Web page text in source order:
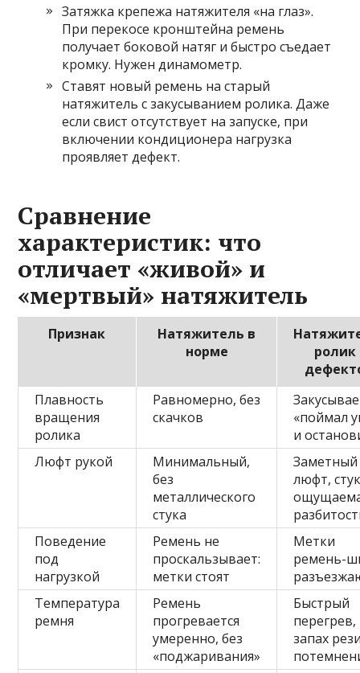
Затяжка крепежа натяжителя «на глаз».
При перекосе кронштейна ремень
получает боковой натяг и быстро съедает
кромку. Нужен динамометр.
Ставят новый ремень на старый
натяжитель с закусыванием ролика. Даже
если свист отсутствует на запуске, при
включении кондиционера нагрузка
проявляет дефект.
Сравнение
характеристик: что
отличает «живой» и
«мертвый» натяжитель
Признак
Натяжитель в
норме
ролик
Плавность
вращения
ролика
Равномерно, без
скачков
«поймал
и
Люфт рукой
Минимальный,
без
металлического
стука
Заметный
люфт,
Поведение
под
нагрузкой
Ремень не
проскальзывает:
метки стоят
Метки
ремень-
Температура
ремня
Ремень
прогревается
умеренно, без
«поджаривания»
Быстрый
перегрев,
запах